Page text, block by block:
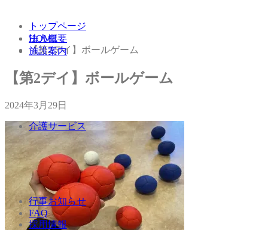
トップページ
法人概要
施設案内
介護サービス
行事お知らせ
FAQ
採用情報
HOME
【第2デイ】ボールゲーム
【第2デイ】ボールゲーム
2024年3月29日